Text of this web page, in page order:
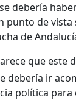
debería
punto de vista
de
que este
debería ir
política para